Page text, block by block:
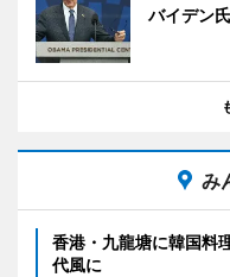
バイデン
み
香港・九龍塘に韓国
代風に